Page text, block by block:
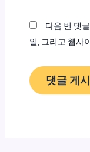
다음 번 댓
일, 그리고 웹사